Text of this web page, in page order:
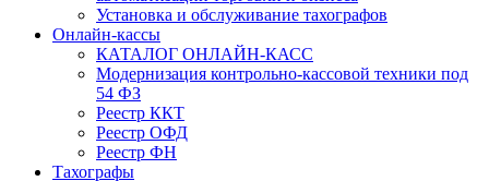
Установка и обслуживание тахографов
Онлайн-кассы
КАТАЛОГ ОНЛАЙН-КАСС
Модернизация контрольно-кассовой техники под
54 ФЗ
Реестр ККТ
Реестр ОФД
Реестр ФН
Тахографы